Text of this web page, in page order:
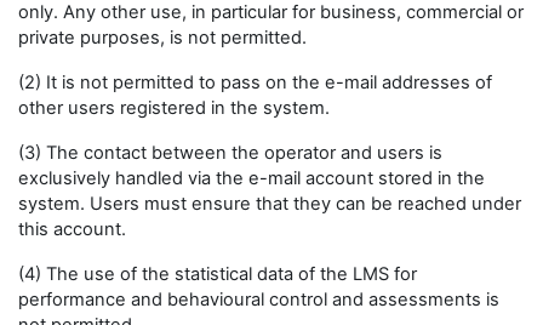
only. Any other use, in particular for business, commercial or
private purposes, is not permitted.
(2) It is not permitted to pass on the e-mail addresses of
other users registered in the system.
(3) The contact between the operator and users is
exclusively handled via the e-mail account stored in the
system. Users must ensure that they can be reached under
this account.
(4) The use of the statistical data of the LMS for
performance and behavioural control and assessments is